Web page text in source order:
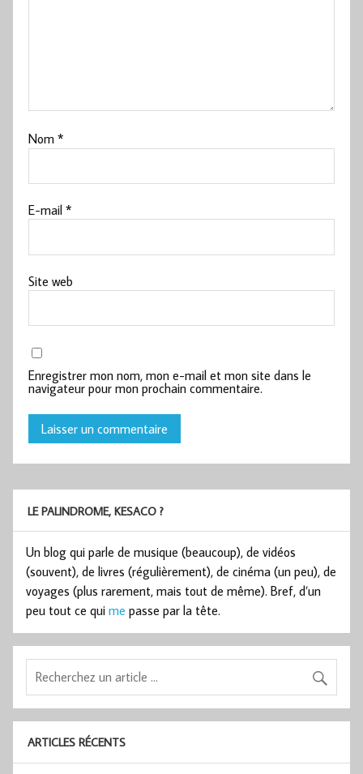
Nom*
E-mail*
Site web
Enregistrer mon nom, mon e-mail et mon site dans le
navigateur pour mon prochain commentaire.
LE PALINDROME, KESACO ?
Un blog qui parle de musique (beaucoup), de vidéos
(souvent), de livres (régulièrement), de cinéma (un peu), de
voyages (plus rarement, mais tout de même). Bref, d’un
peu tout ce qui me passe par la tête.
ARTICLES RÉCENTS